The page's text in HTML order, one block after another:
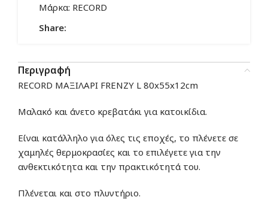
Μάρκα: RECORD
Share:
Περιγραφή
RECORD ΜΑΞΙΛΑΡΙ FRENZY L 80x55x12cm
Μαλακό και άνετο κρεβατάκι για κατοικίδια.
Είναι κατάλληλο για όλες τις εποχές, το πλένετε σε
χαμηλές θερμοκρασίες και το επιλέγετε για την
ανθεκτικότητα και την πρακτικότητά του.
Πλένεται και στο πλυντήριο.